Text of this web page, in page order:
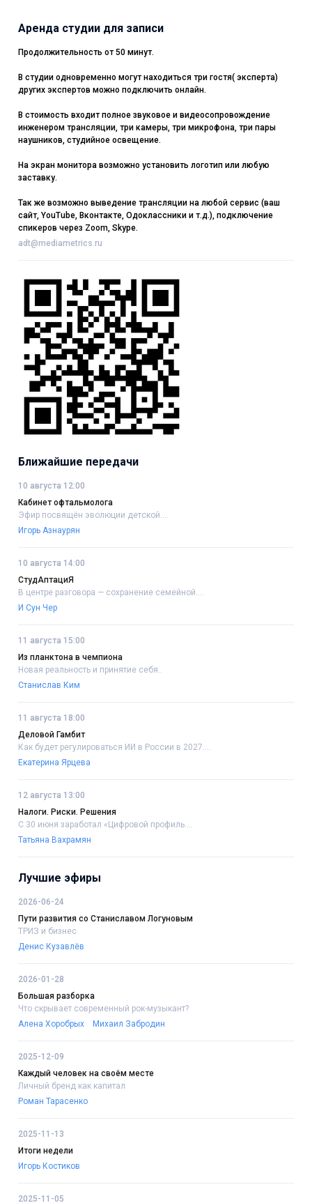
Аренда студии для записи
Продолжительность от 50 минут.
В студии одновременно могут находиться три гостя( эксперта)
других экспертов можно подключить онлайн.
В стоимость входит полное звуковое и видеосопровождение
инженером трансляции, три камеры, три микрофона, три пары
наушников, студийное освещение.
На экран монитора возможно установить логотип или любую
заставку.
Так же возможно выведение трансляции на любой сервис (ваш
сайт, YouTube, Вконтакте, Одоклассники и т.д.), подключение
спикеров через Zoom, Skype.
adt@mediametrics.ru
Ближайшие передачи
10 августа 12:00
Кабинет офтальмолога
Эфир посвящён эволюции детской....
Игорь Азнаурян
10 августа 14:00
СтудАптациЯ
В центре разговора — сохранение семейной....
И Сун Чер
11 августа 15:00
Из планктона в чемпиона
Новая реальность и принятие себя..
Станислав Ким
11 августа 18:00
Деловой Гамбит
Как будет регулироваться ИИ в России в 2027....
Екатерина Ярцева
12 августа 13:00
Налоги. Риски. Решения
С 30 июня заработал «Цифровой профиль....
Татьяна Вахрамян
Лучшие эфиры
2026-06-24
Пути развития со Станиславом Логуновым
ТРИЗ и бизнес
Денис Кузавлёв
2026-01-28
Большая разборка
Что скрывает современный рок-музыкант?
Алена Хоробрых
Михаил Забродин
2025-12-09
Каждый человек на своём месте
Личный бренд как капитал
Роман Тарасенко
2025-11-13
Итоги недели
Игорь Костиков
2025-11-05